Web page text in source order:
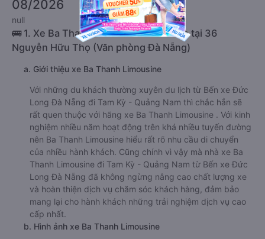
08/2026
null
🚌 1. Xe Ba Thanh Limousine khởi hành tại 36
Nguyễn Hữu Thọ (Văn phòng Đà Nẵng)
a. Giới thiệu xe Ba Thanh Limousine
Với những du khách thường xuyên du lịch từ Bến xe Đức
Long Đà Nẵng đi Tam Kỳ - Quảng Nam thì chắc hẳn sẽ
rất quen thuộc với hãng xe Ba Thanh Limousine . Với kinh
nghiệm nhiều năm hoạt động trên khá nhiều tuyến đường
nên Ba Thanh Limousine hiểu rất rõ nhu cầu di chuyển
của nhiều hành khách. Cũng chính vì vậy mà nhà xe Ba
Thanh Limousine đi Tam Kỳ - Quảng Nam từ Bến xe Đức
Long Đà Nẵng đã không ngừng nâng cao chất lượng xe
và hoàn thiện dịch vụ chăm sóc khách hàng, đảm bảo
mang lại cho hành khách những trải nghiệm dịch vụ cao
cấp nhất.
b. Hình ảnh xe Ba Thanh Limousine